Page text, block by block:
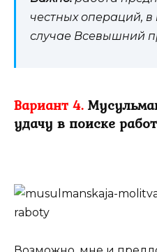
честных операций,
случае Всевышний
Вариант 4.
удачу в поиске